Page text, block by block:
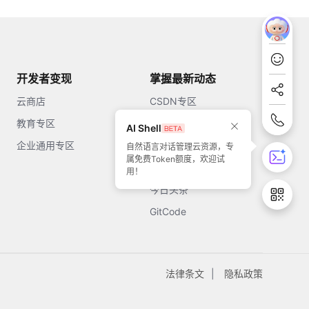
AI Shell
自然语言对话管理云资源，专
属免费Token额度，欢迎试
用！
开发者变现
云商店
教育专区
企业通用专区
掌握最新动态
CSDN专区
知乎
开源中国
今日头条
GitCode
法律条文 隐私政策